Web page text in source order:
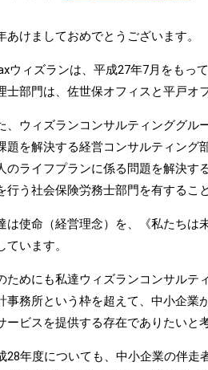
あけましておめでとうございます。
ウィズランは、平成27年7月をもっ
士部門は、佐世保オフィスと平戸オ
、ウィズランコンサルティンググル
題を解決する経営コンサルティング
のライフプランに係る問題を解決す
行う社会保険労務士部門を有するこ
は使命（経営理念）を、《私たちは
ています。
ためにも私達ウィズランコンサルテ
事務所という枠を超えて、中小企業
ービスを提供する存在でありたいと
28年度についても、中小企業の伴走